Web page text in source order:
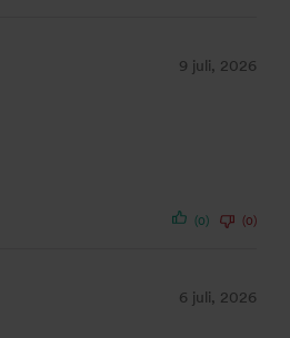
9 juli, 2026
(0) (0)
6 juli, 2026